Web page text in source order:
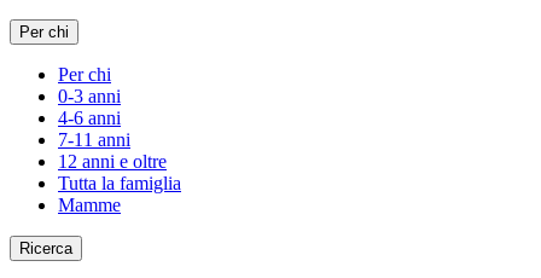
Per chi
Per chi
0-3 anni
4-6 anni
7-11 anni
12 anni e oltre
Tutta la famiglia
Mamme
Ricerca